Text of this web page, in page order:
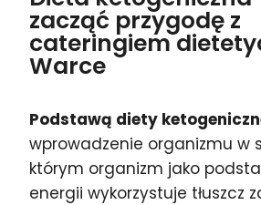
zacząć przygodę z
cateringiem
Warce
Podstawą diety
wprowadzenie organizmu w
którym organizm jako
energii wykorzystuje tłuszcz